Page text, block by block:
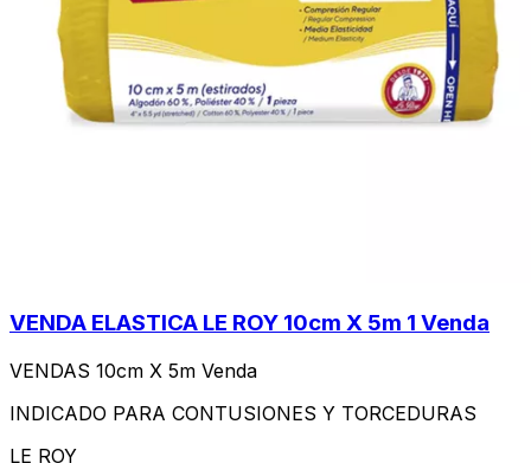
VENDA ELASTICA LE ROY 10cm X 5m 1 Venda
VENDAS 10cm X 5m Venda
INDICADO PARA CONTUSIONES Y TORCEDURAS
LE ROY